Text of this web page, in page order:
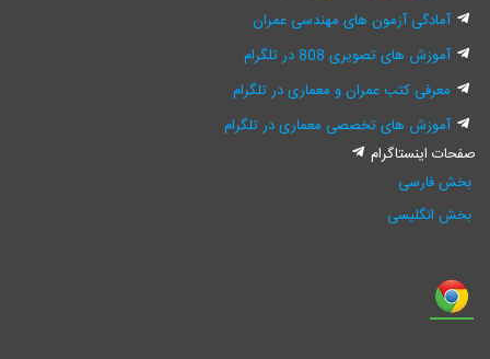
آمادگی آزمون های مهندسی عمران
آموزش های تصویری 808 در تلگرام
معرفی کتب عمران و معماری در تلگرام
آموزش های تخصصی معماری در تلگرام
صفحات اینستاگرام
بخش فارسی
بخش انگلیسی